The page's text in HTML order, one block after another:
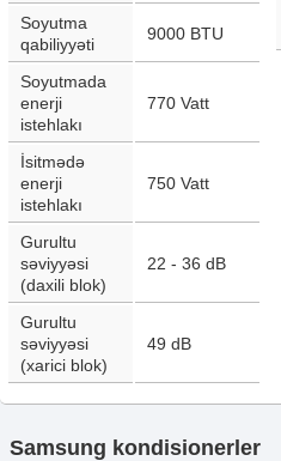
Soyutma
qabiliyyəti
9000 BTU
Soyutmada
enerji
istehlakı
770 Vatt
İsitmədə
enerji
istehlakı
750 Vatt
Gurultu
səviyyəsi
(daxili blok)
22 - 36 dB
Gurultu
səviyyəsi
(xarici blok)
49 dB
Samsung kondisionerler